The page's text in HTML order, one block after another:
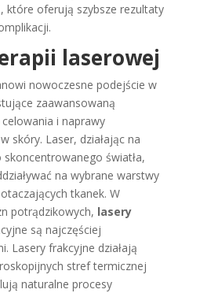
które oferują szybsze rezultaty
laserowej
nowoczesne podejście w
zaawansowaną
i naprawy
skóry. Laser, działając na
światła,
na wybrane warstwy
tkanek. W
potrądzikowych, lasery
są najczęściej
Lasery frakcyjne działają
stref termicznej
naturalne procesy